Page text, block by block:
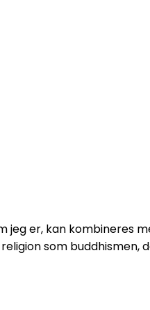
er, kan kombineres
som buddhismen,